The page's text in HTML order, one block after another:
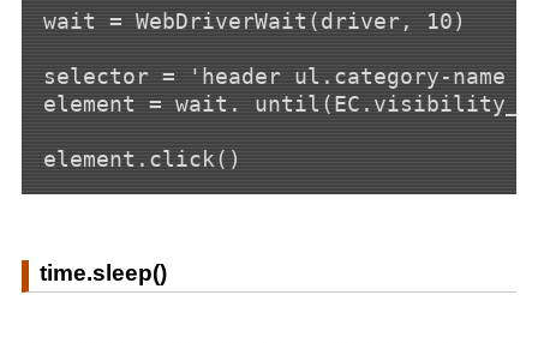
wait = WebDriverWait(driver, 10)
selector = 'header ul.category-name
element = wait.
time.sleep()